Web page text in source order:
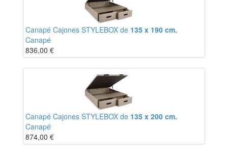
Canapé Cajones STYLEBOX de 135 x 190 cm.
Canapé
836,00 €
Canapé Cajones STYLEBOX de 135 x 200 cm.
Canapé
874,00 €